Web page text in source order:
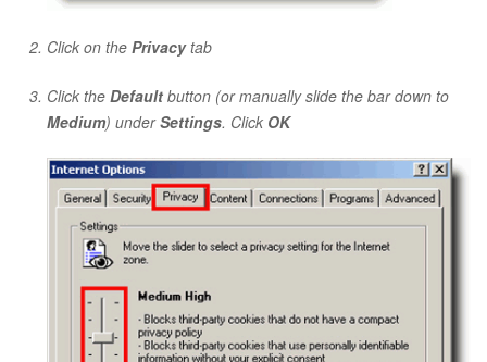
Click on the Privacytab
Click the Default button (or manually slide the bar down to
Medium) underSettings. Click OK